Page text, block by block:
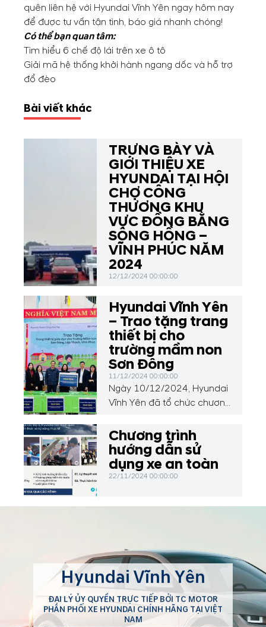
quên liên hệ với Hyundai Vĩnh Yên ngay hôm nay
để được tư vấn tận tình, báo giá nhanh chóng!
Có thể bạn quan tâm:
Tìm hiểu 6 chế độ lái trên xe ô tô
Giải mã hệ thống khởi hành ngang dốc và hỗ trợ
đổ đèo
Bài viết khác
TRƯNG BÀY VÀ
GIỚI THIỆU XE
HYUNDAI TẠI HỘI
CHỢ CÔNG
THƯƠNG KHU
VỰC ĐỒNG BẰNG
SÔNG HỒNG –
VĨNH PHÚC NĂM
2024
12/12/2024 00:00:00
Hyundai Vĩnh Yên
– Trao tặng trang
thiết bị cho
trường mầm non
Sơn Đông
11/12/2024 00:00:00
Ngày 10/12/2024, Hyundai
Vĩnh Yên đã tổ chức chương
trao tặng 50 chiếc bàn học,
01 loa, 30 bộ đồ dùng học
liệu và đồ chơi cho các em
học sinh tại Trường Mầm
Chương trình
hướng dẫn sử
dụng xe an toàn
22/11/2024 00:00:00
Hyundai Vĩnh Yên
ĐẠI LÝ ỦY QUYỀN TRỰC TIẾP BỞI TC MOTOR
PHÂN PHỐI XE HYUNDAI CHÍNH HÃNG TẠI VIỆT
NAM